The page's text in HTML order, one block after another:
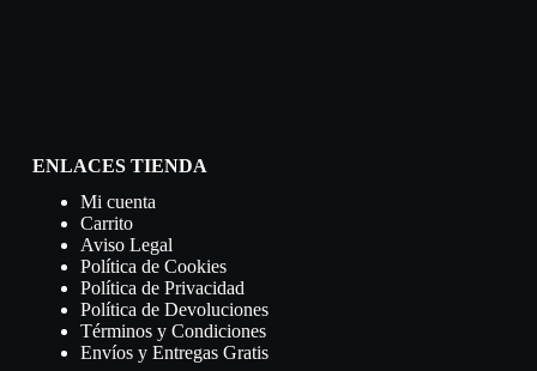
ENLACES TIENDA
Mi cuenta
Carrito
Aviso Legal
Política de Cookies
Política de Privacidad
Política de Devoluciones
Términos y Condiciones
Envíos y Entregas Gratis